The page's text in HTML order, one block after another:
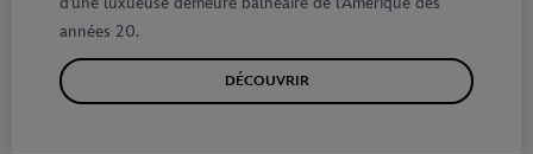
années 20.
DÉCOUVRIR